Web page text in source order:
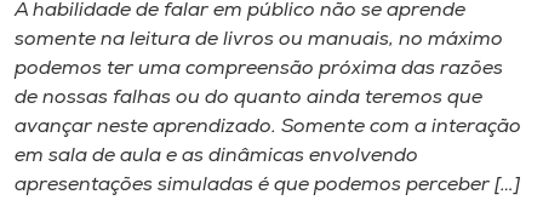
A
Internacionalização
I.nova
A habilidade de falar em público não se aprende
somente na leitura de livros ou manuais, no máximo
podemos ter uma compreensão próxima das razões
de nossas falhas ou do quanto ainda teremos que
avançar neste aprendizado. Somente com a interação
em sala de aula e as dinâmicas envolvendo
apresentações simuladas é que podemos perceber […]